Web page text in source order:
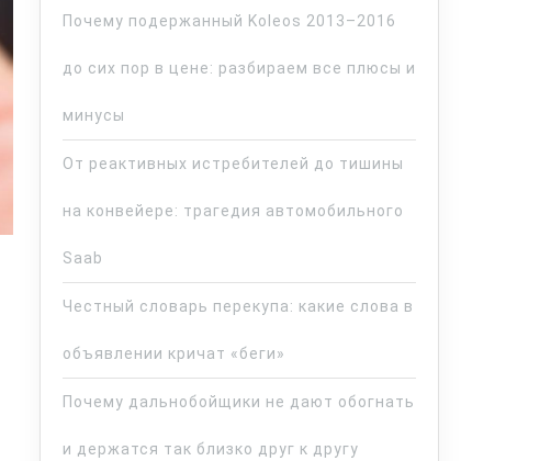
Почему подержанный Koleos 2013–2016
до сих пор в цене: разбираем все плюсы и
минусы
От реактивных истребителей до тишины
на конвейере: трагедия автомобильного
Saab
Честный словарь перекупа: какие слова в
объявлении кричат «беги»
Почему дальнобойщики не дают обогнать
и держатся так близко друг к другу